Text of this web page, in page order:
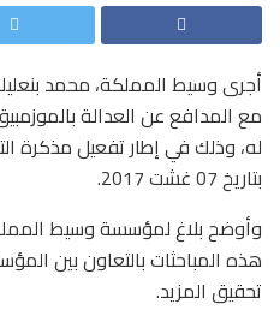
أجرى وسيط المملكة، محمد
مع المدافع عن العدالة
له، وذلك في إطار تفعيل مذكرة
بتاريخ 07 غشت 2017.
وأوضح بلاغ لمؤسسة وسيط
هذه المباحثات بالتعاون بين
تحقيق المزيد.